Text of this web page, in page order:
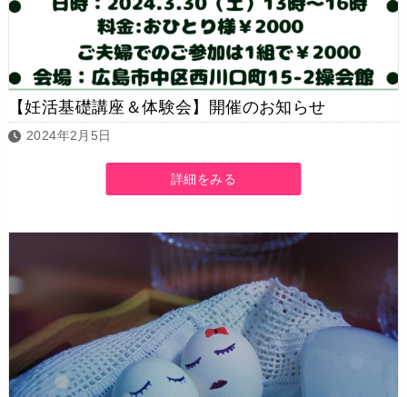
【妊活基礎講座＆体験会】開催のお知らせ
2024年2月5日
詳細をみる